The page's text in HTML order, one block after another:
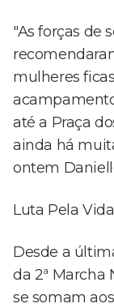
"As forças de
mulheres
até a Praça
ainda há
ontem
Luta Pela Vida
Desde a
da 2ª Marcha
se somam